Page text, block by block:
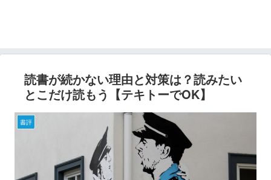
読書が続かない理由と対策は？読みたい
とこだけ読もう【テキトーでOK】
書評